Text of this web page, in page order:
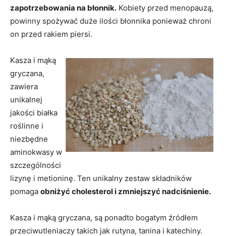
zapotrzebowania na błonnik. Kobiety przed menopauzą,
powinny spożywać duże ilości błonnika ponieważ chroni
on przed rakiem piersi.
Kasza i mąką
gryczana,
zawiera
unikalnej
jakości białka
roślinne i
niezbędne
aminokwasy w
szczególności
lizynę i metioninę. Ten unikalny zestaw składników
pomaga obniżyć cholesterol i zmniejszyć nadciśnienie.
Kasza i mąką gryczana, są ponadto bogatym źródłem
przeciwutleniaczy takich jak rutyna, tanina i katechiny.